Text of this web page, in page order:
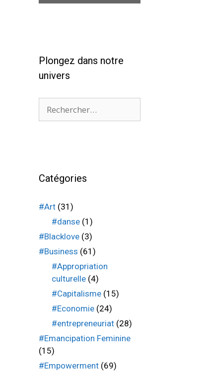
Plongez dans notre
univers
Catégories
#Art (31)
#danse(1)
#Blacklove (3)
#Business (61)
#Appropriation
culturelle(4)
#Capitalisme(15)
#Economie(24)
#entrepreneuriat(28)
#Emancipation Feminine
(15)
#Empowerment (69)